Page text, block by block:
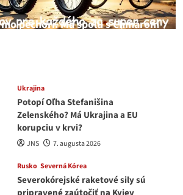
pechorí. Má spolu s Chmarom
Ukrajina
Potopí Oľha Stefanišina
Zelenského? Má Ukrajina a EU
korupciu v krvi?
JNS 7. augusta 2026
Rusko Severná Kórea
Severokórejské raketové sily sú